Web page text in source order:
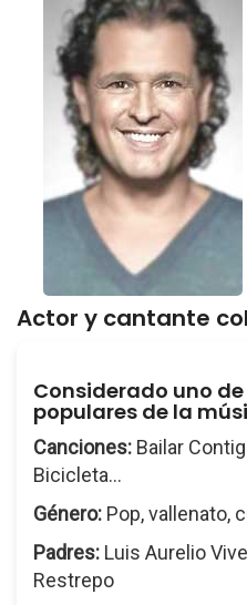
Actor y cantante
Considerado uno
populares de la
Canciones: Bailar
Bicicleta...
Género: Pop, vallenato,
Padres: Luis Aurelio
Restrepo